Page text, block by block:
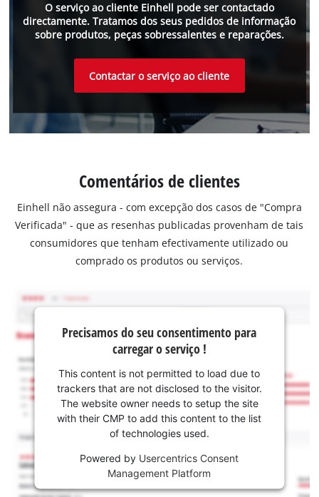
O serviço ao cliente Einhell pode ser contactado
directamente. Tratamos dos seus pedidos de informação
sobre produtos, peças sobressalentes e reparações.
Contactar o serviço ao cliente
Comentários de clientes
Einhell não assegura - com excepção dos casos de "Compra
Verificada" - que as resenhas publicadas provenham de tais
consumidores que tenham efectivamente utilizado ou
comprado os produtos ou serviços.
Precisamos do seu consentimento para
carregar o serviço !
This content is not permitted to load due to
trackers that are not disclosed to the visitor.
The website owner needs to setup the site
with their CMP to add this content to the list
of technologies used.
Powered by Usercentrics Consent
Management Platform